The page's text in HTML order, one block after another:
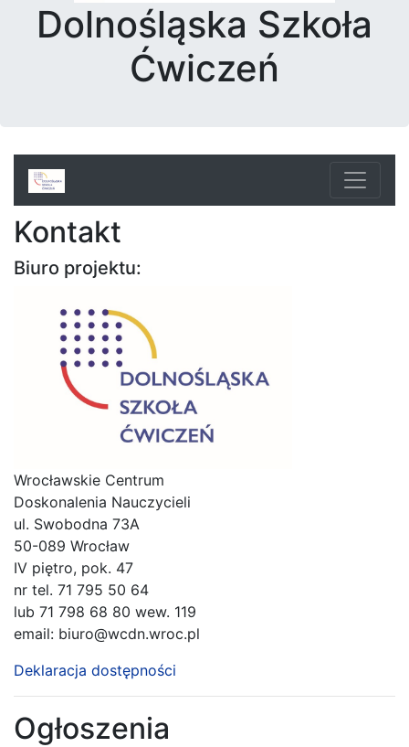
Dolnośląska Szkoła
Ćwiczeń
Kontakt
Biuro projektu:
Wrocławskie Centrum
Doskonalenia Nauczycieli
ul. Swobodna 73A
50-089 Wrocław
IV piętro, pok. 47
nr tel. 71 795 50 64
lub 71 798 68 80 wew. 119
email: biuro@wcdn.wroc.pl
Deklaracja dostępności
Ogłoszenia